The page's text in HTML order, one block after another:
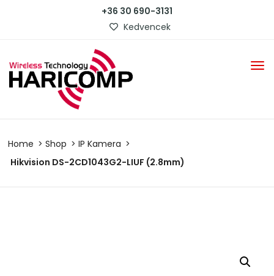
+36 30 690-3131
Kedvencek
Home Shop
IP Kamera
Hikvision DS-2CD1043G2-LIUF (2.8mm)